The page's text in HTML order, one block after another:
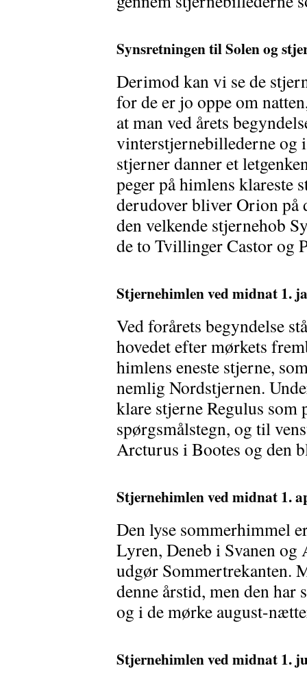
Synsretningen til Solen og
Derimod kan vi se de
for de er jo oppe om
at man ved årets
vinterstjernebillederne
stjerner danner et
peger på himlens klareste
derudover bliver Orion på
den velkende stjernehob
de to Tvillinger Castor og
Stjernehimlen ved midnat 1.
Ved forårets begyndelse
hovedet efter mørkets
himlens eneste stjerne,
nemlig Nordstjernen.
klare stjerne Regulus
spørgsmålstegn, og til
Arcturus i Bootes og den
Stjernehimlen ved midnat 1.
Den lyse sommerhimmel
Lyren, Deneb i Svanen
udgør Sommertrekanten.
denne årstid, men den har
og i de mørke august-
Stjernehimlen ved midnat 1.